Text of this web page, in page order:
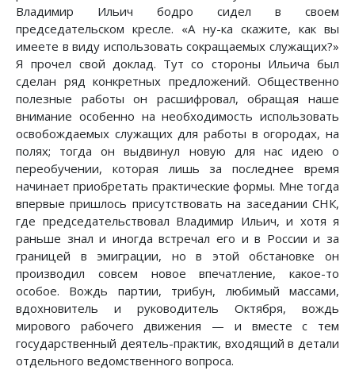
Владимир Ильич бодро сидел в своем
председательском кресле. «А ну-ка скажите, как вы
имеете в виду использовать сокращаемых служащих?»
Я прочел свой доклад. Тут со стороны Ильича был
сделан ряд конкретных предложений. Общественно
полезные работы он расшифровал, обращая наше
внимание особенно на необходимость использовать
освобождаемых служащих для работы в огородах, на
полях; тогда он выдвинул новую для нас идею о
переобучении, которая лишь за последнее время
начинает приобретать практические формы. Мне тогда
впервые пришлось присутствовать на заседании СНК,
где председательствовал Владимир Ильич, и хотя я
раньше знал и иногда встречал его и в России и за
границей в эмиграции, но в этой обстановке он
производил совсем новое впечатление, какое-то
особое. Вождь партии, трибун, любимый массами,
вдохновитель и руководитель Октября, вождь
мирового рабочего движения — и вместе с тем
государственный деятель-практик, входящий в детали
отдельного ведомственного вопроса.